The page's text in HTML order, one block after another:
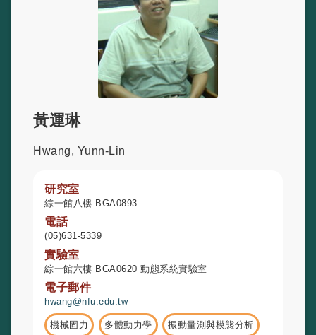
黃運琳
Hwang, Yunn-Lin
研究室
綜一館八樓 BGA0893
電話
(05)631-5339
實驗室
綜一館六樓 BGA0620 動態系統實驗室
電子郵件
hwang@nfu.edu.tw
機械固力 多體動力學 振動量測與模態分析